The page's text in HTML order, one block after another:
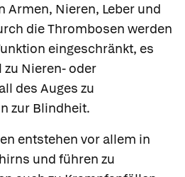
Armen, Nieren, Leber und
die Thrombosen werden
eingeschränkt, es
Nieren- oder
des Auges zu
zur Blindheit.
entstehen vor allem in
und führen zu